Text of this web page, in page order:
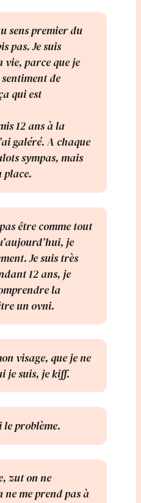
sens premier du
pas. Je suis
vie, parce que je
de
qui est
12 ans à la
galéré. A chaque
sympas, mais
place.
être comme tout
je
Je suis très
12 ans, je
la
un ovni.
visage, que je ne
je suis, je kiff.
le problème.
zut on ne
ne me prend pas à